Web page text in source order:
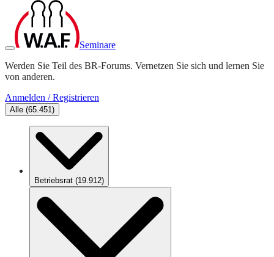
Seminare
Werden Sie Teil des BR-Forums. Vernetzen Sie sich und lernen Sie
von anderen.
Anmelden / Registrieren
Alle (65.451)
Betriebsrat (19.912)